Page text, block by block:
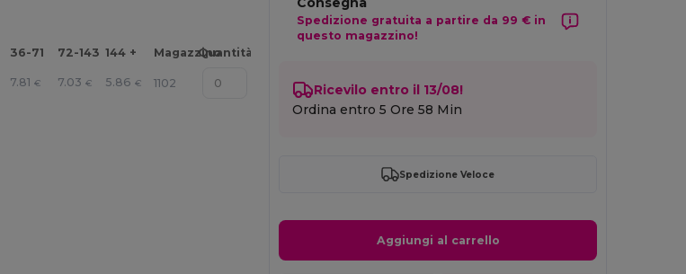
36-71 72-143 144 + MagazzinoQuantità
7.81 € 7.03 € 5.86 € 1102
Spedizione gratuita a partire da 99 € in
questo magazzino!
Ricevilo entro il 13/08!
Ordina entro5 Ore 58 Min
Spedizione Veloce
Aggiungi al carrello